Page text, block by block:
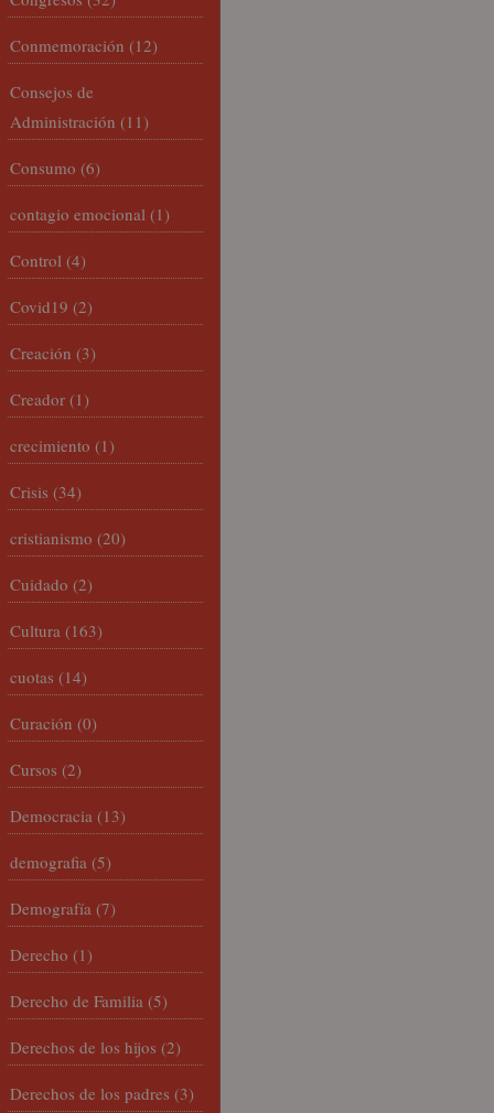
Conmemoración (12)
Consejos de
Administración (11)
Consumo (6)
contagio emocional (1)
Control (4)
Covid19 (2)
Creación (3)
Creador (1)
crecimiento (1)
Crisis (34)
cristianismo (20)
Cuidado (2)
Cultura (163)
cuotas (14)
Curación (0)
Cursos (2)
Democracia (13)
demografia (5)
Demografía (7)
Derecho (1)
Derecho de Familia (5)
Derechos de los hijos (2)
Derechos de los padres (3)